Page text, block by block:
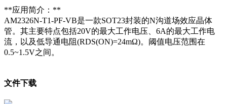
**应用简介：**
AM2326N-T1-PF-VB是一款SOT23封装的N沟道场效应晶体
管。其主要特点包括20V的最大工作电压、6A的最大工作电
流，以及低导通电阻(RDS(ON)=24mΩ)。阈值电压范围在
0.5~1.5V之间。
文件下载